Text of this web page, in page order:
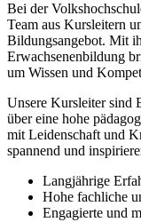
Bei der
Team aus Kursleitern
Bildungsangebot. Mit
Erwachsenenbildung
um Wissen und
Unsere Kursleiter sind
über eine hohe
mit Leidenschaft und
spannend und
Langjährige
Hohe fachliche
Engagierte und